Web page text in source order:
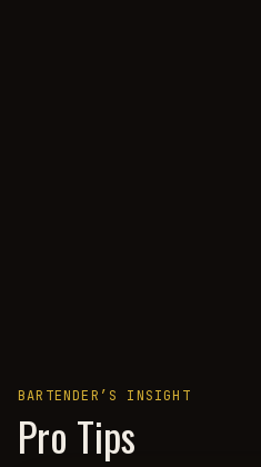
BARTENDER’S INSIGHT
Pro Tips